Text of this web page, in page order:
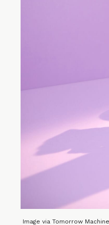
Image via Tomorrow Machine